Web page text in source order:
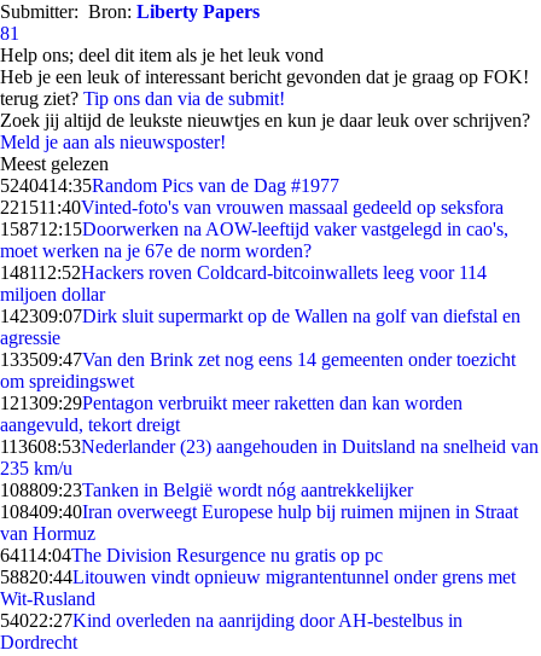
Submitter: Bron: Liberty Papers
81
Help ons; deel dit item als je het leuk vond
Heb je een leuk of interessant bericht gevonden dat je graag op FOK!
terug ziet? Tip ons dan via de submit!
Zoek jij altijd de leukste nieuwtjes en kun je daar leuk over schrijven?
Meld je aan als nieuwsposter!
Meest gelezen
5240414:35Random Pics van de Dag #1977
221511:40Vinted-foto's van vrouwen massaal gedeeld op seksfora
158712:15Doorwerken na AOW-leeftijd vaker vastgelegd in cao's,
moet werken na je 67e de norm worden?
148112:52Hackers roven Coldcard-bitcoinwallets leeg voor 114
miljoen dollar
142309:07Dirk sluit supermarkt op de Wallen na golf van diefstal en
agressie
133509:47Van den Brink zet nog eens 14 gemeenten onder toezicht
om spreidingswet
121309:29Pentagon verbruikt meer raketten dan kan worden
aangevuld, tekort dreigt
113608:53Nederlander (23) aangehouden in Duitsland na snelheid van
235 km/u
108809:23Tanken in België wordt nóg aantrekkelijker
108409:40Iran overweegt Europese hulp bij ruimen mijnen in Straat
van Hormuz
64114:04The Division Resurgence nu gratis op pc
58820:44Litouwen vindt opnieuw migrantentunnel onder grens met
Wit-Rusland
54022:27Kind overleden na aanrijding door AH-bestelbus in
Dordrecht